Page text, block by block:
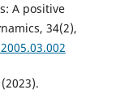
A positive
34(2),